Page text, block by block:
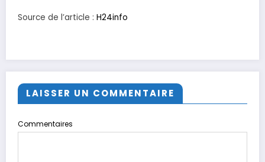
Source de l’article : H24info
LAISSER UN COMMENTAIRE
Commentaires